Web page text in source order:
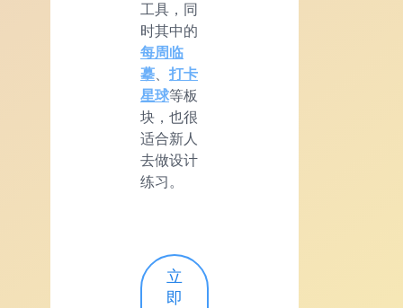
工具，同
时其中的
每周临
摹
打卡
星球等板
块，也很
适合新人
去做设计
练习。
立
即